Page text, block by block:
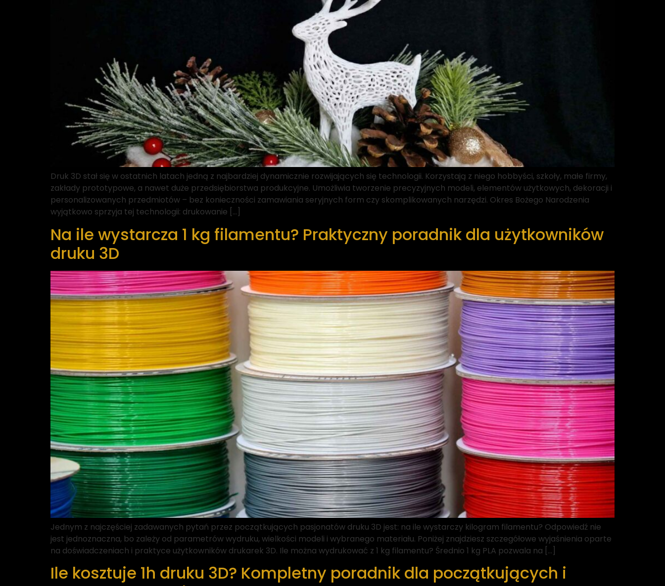
Druk 3D stał się w ostatnich latach jedną z najbardziej dynamicznie rozwijających się technologii. Korzystają z niego hobbyści, szkoły, małe firmy,
zakłady prototypowe, a nawet duże przedsiębiorstwa produkcyjne. Umożliwia tworzenie precyzyjnych modeli, elementów użytkowych, dekoracji i
personalizowanych przedmiotów – bez konieczności zamawiania seryjnych form czy skomplikowanych narzędzi. Okres Bożego Narodzenia
wyjątkowo sprzyja tej technologii: drukowanie […]
Na ile wystarcza 1 kg filamentu? Praktyczny poradnik dla użytkowników
druku 3D
Jednym z najczęściej zadawanych pytań przez początkujących pasjonatów druku 3D jest: na ile wystarczy kilogram filamentu? Odpowiedź nie
jest jednoznaczna, bo zależy od parametrów wydruku, wielkości modeli i wybranego materiału. Poniżej znajdziesz szczegółowe wyjaśnienia oparte
na doświadczeniach i praktyce użytkowników drukarek 3D. Ile można wydrukować z 1 kg filamentu? Średnio 1 kg PLA pozwala na […]
Ile kosztuje 1h druku 3D? Kompletny poradnik dla początkujących i